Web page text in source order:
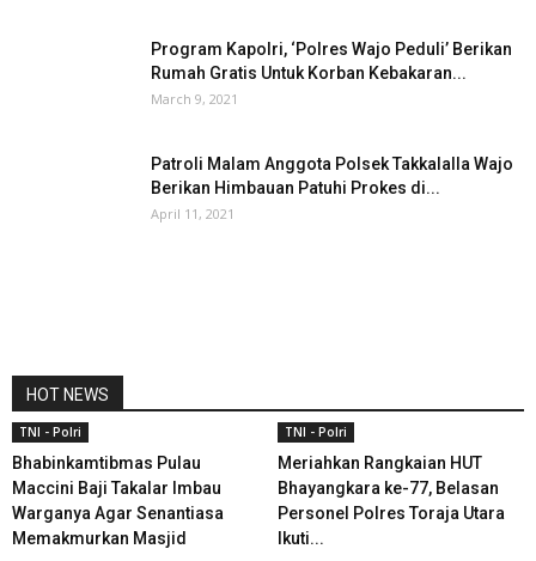
Program Kapolri, ‘Polres Wajo Peduli’ Berikan
Rumah Gratis Untuk Korban Kebakaran...
March 9, 2021
Patroli Malam Anggota Polsek Takkalalla Wajo
Berikan Himbauan Patuhi Prokes di...
April 11, 2021
HOT NEWS
TNI - Polri
Bhabinkamtibmas Pulau
Maccini Baji Takalar Imbau
Warganya Agar Senantiasa
Memakmurkan Masjid
TNI - Polri
Meriahkan Rangkaian HUT
Bhayangkara ke-77, Belasan
Personel Polres Toraja Utara
Ikuti...